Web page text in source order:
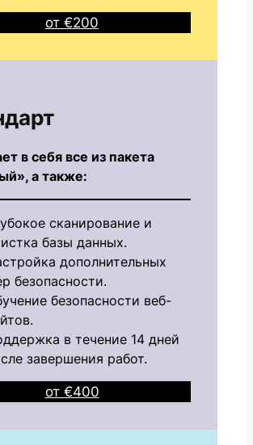
от €200
в себя все из пакета
а также:
сканирование и
базы данных.
дополнительных
безопасности.
безопасности веб-
в течение 14 дней
завершения работ.
от €400